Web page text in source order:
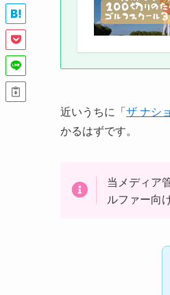
近いうちに「ザ ナシ
かるはずです。
当メディア
ルファー向